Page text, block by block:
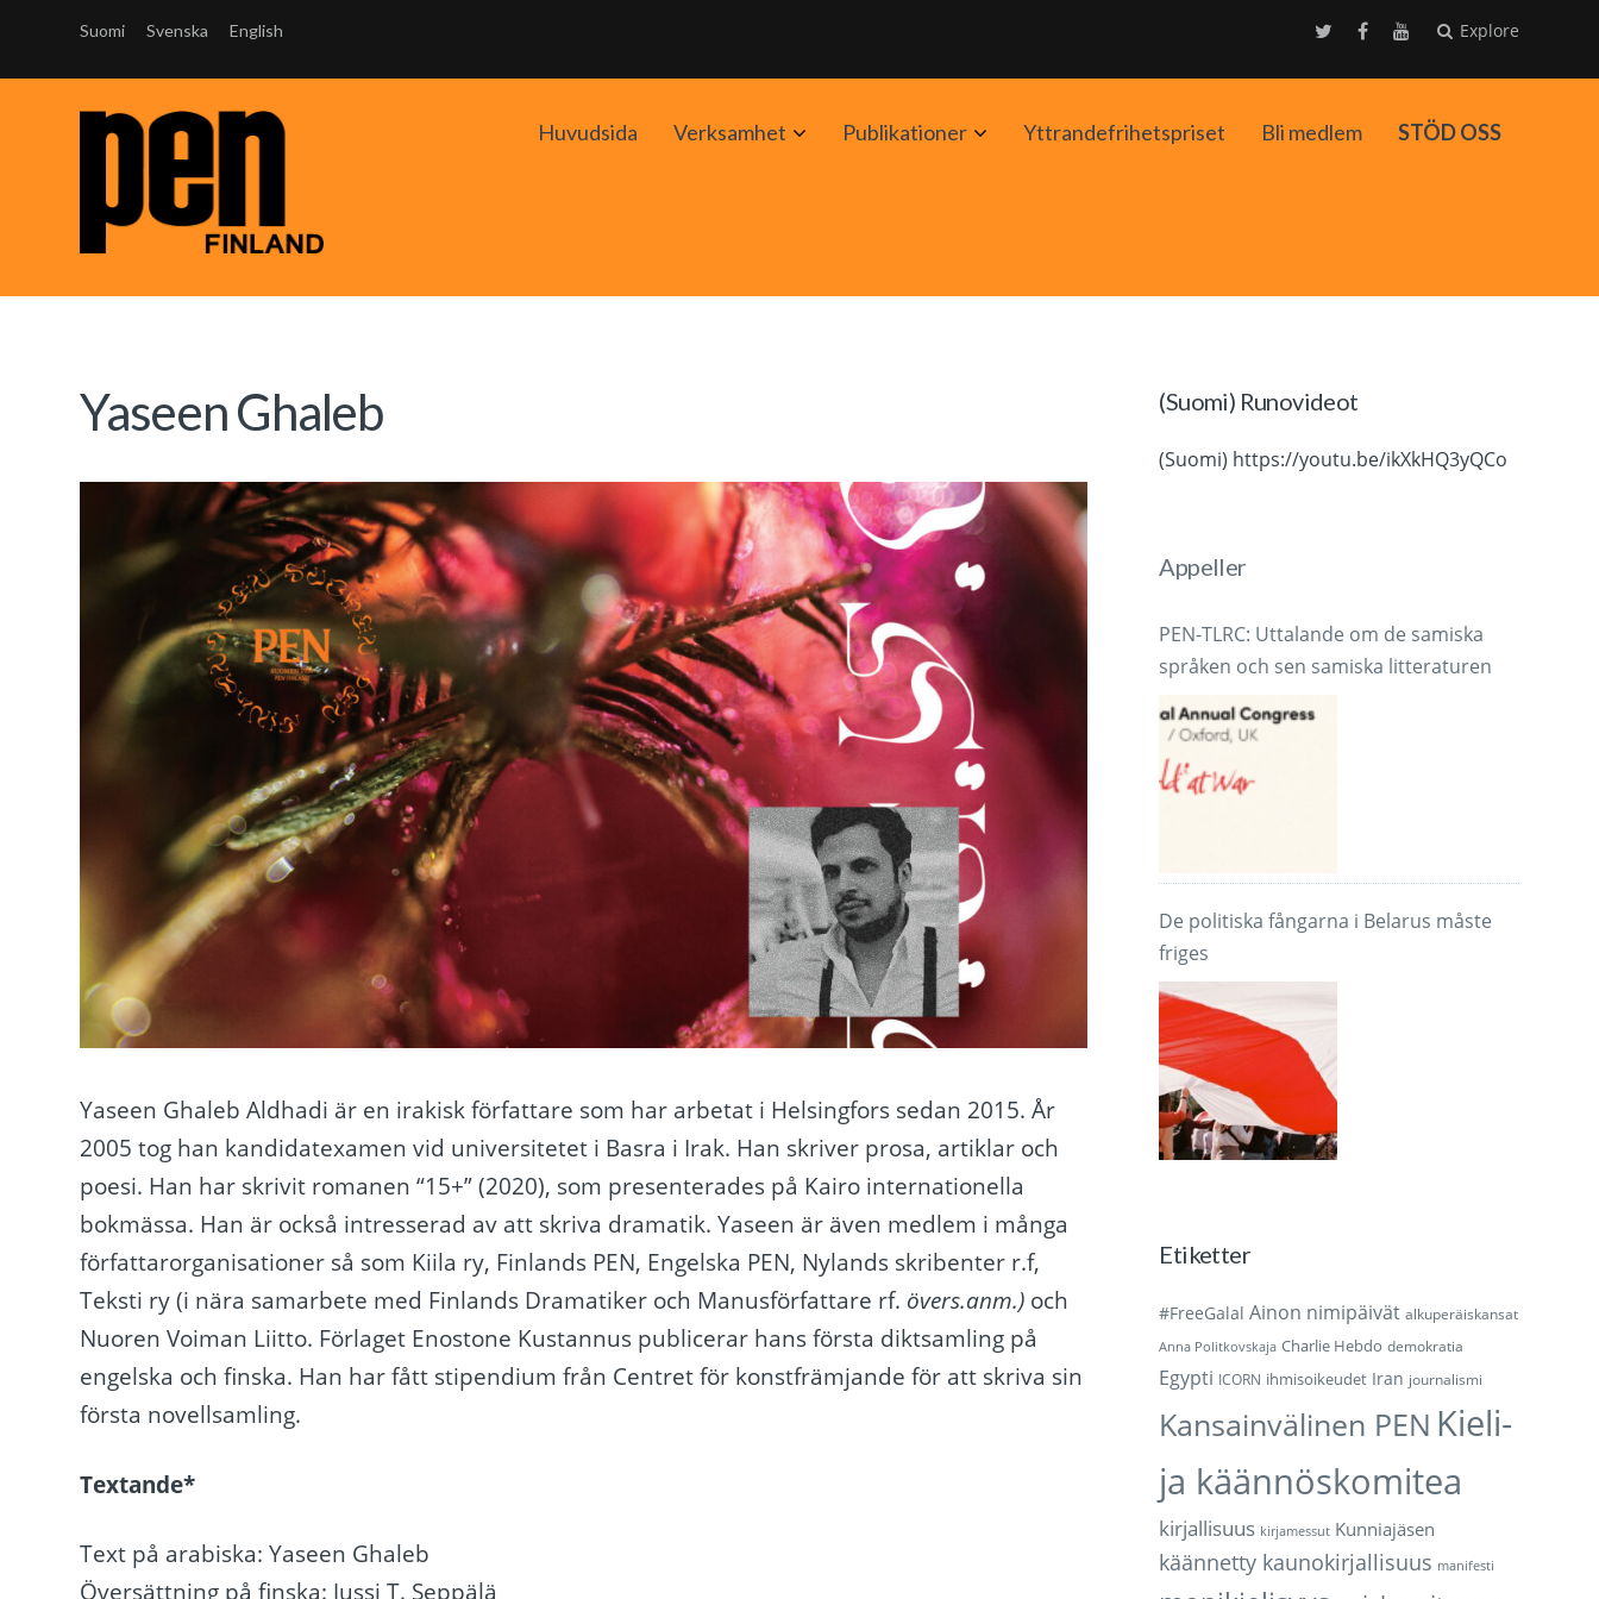
Suomi Svenska English Explore
Huvudsida Verksamhet AvaaPublikationer AvaaYttrandefrihetspriset Bli medlem STÖD OSS
Yaseen Ghaleb
Yaseen Ghaleb Aldhadi är en irakisk författare som har arbetat i Helsingfors sedan 2015. År
2005 tog han kandidatexamen vid universitetet i Basra i Irak. Han skriver prosa, artiklar och
poesi. Han har skrivit romanen “15+” (2020), som presenterades på Kairo internationella
bokmässa. Han är också intresserad av att skriva dramatik. Yaseen är även medlem i många
författarorganisationer så som Kiila ry, Finlands PEN, Engelska PEN, Nylands skribenter r.f,
Teksti ry (i nära samarbete med Finlands Dramatiker och Manusförfattare rf. övers.anm.) och
Nuoren Voiman Liitto. Förlaget Enostone Kustannus publicerar hans första diktsamling på
engelska och finska. Han har fått stipendium från Centret för konstfrämjande för att skriva sin
första novellsamling.
Textande*
Text på arabiska: Yaseen Ghaleb
Översättning på finska: Jussi T. Seppälä
(Suomi) Runovideot
(Suomi) https://youtu.be/ikXkHQ3yQCo
Appeller
PEN-TLRC: Uttalande om de samiska
språken och sen samiska litteraturen
De politiska fångarna i Belarus måste
friges
Etiketter
#FreeGalal Ainon nimipäivät alkuperäiskansat
Anna Politkovskaja Charlie Hebdo demokratia
Egypti ICORN ihmisoikeudet Iran journalismi
Kansainvälinen PEN Kieli-
ja käännöskomitea
kirjallisuus kirjamessut Kunniajäsen
käännetty kaunokirjallisuus manifesti